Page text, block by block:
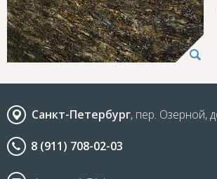
Санкт-Петербург, пер. Озерной,
8 (911) 708-02-03